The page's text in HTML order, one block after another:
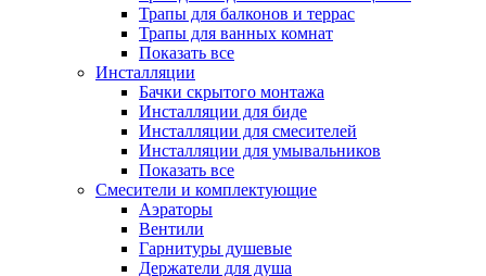
Трапы для балконов и террас
Трапы для ванных комнат
Показать все
Инсталляции
Бачки скрытого монтажа
Инсталляции для биде
Инсталляции для смесителей
Инсталляции для умывальников
Показать все
Смесители и комплектующие
Аэраторы
Вентили
Гарнитуры душевые
Держатели для душа